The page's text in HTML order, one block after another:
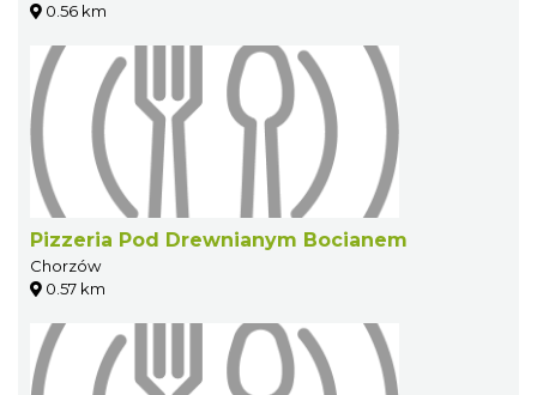
0.56 km
Pizzeria Pod Drewnianym Bocianem
Chorzów
0.57 km